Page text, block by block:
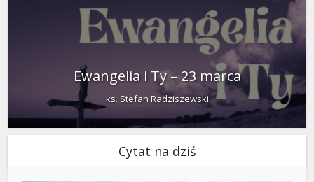
Ewangelia i Ty – 23 marca
ks. Stefan Radziszewski
Cytat na dziś